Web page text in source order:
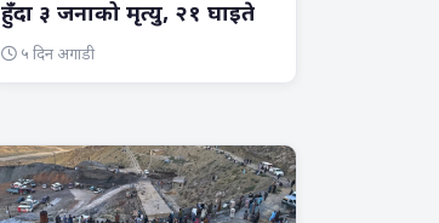
हुँदा ३ जनाको मृत्यु, २१ घाइते
५ दिन अगाडी